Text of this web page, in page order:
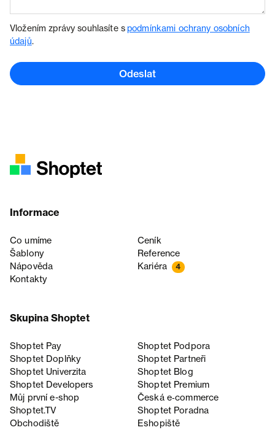
Vložením zprávy souhlasíte spodmínkami ochrany osobních
údajů.
Odeslat
Informace
Co umíme
Ceník
Šablony
Reference
Nápověda
Kariéra 4
Kontakty
Skupina Shoptet
Shoptet Pay
Shoptet Podpora
Shoptet Doplňky
Shoptet Partneři
Shoptet Univerzita
Shoptet Blog
Shoptet Developers
Shoptet Premium
Můj první e-shop
Česká e‑commerce
Shoptet.TV
Shoptet Poradna
Obchodiště
Eshopiště